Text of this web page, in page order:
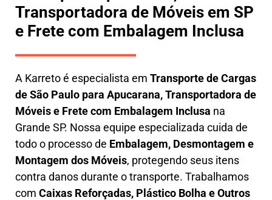
Transportadora de Móveis em SP
e Frete com Embalagem Inclusa
A Karretoé especialista em Transporte de Cargas
de São Paulo para Apucarana,Transportadora de
Móveis e Frete com Embalagem Inclusa na
Grande SP. Nossa equipe especializada cuida de
todo o processo de Embalagem, Desmontagem e
Montagem dos Móveis, protegendo seus itens
contra danos durante o transporte. Trabalhamos
com Caixas Reforçadas, Plástico Bolha e Outros